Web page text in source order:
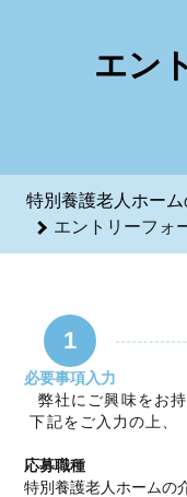
エン
特別養護老人ホー
エントリーフォ
1
必要事項入力
弊社にご興味をお
下記をご入力の上、
応募職種
特別養護老人ホームの